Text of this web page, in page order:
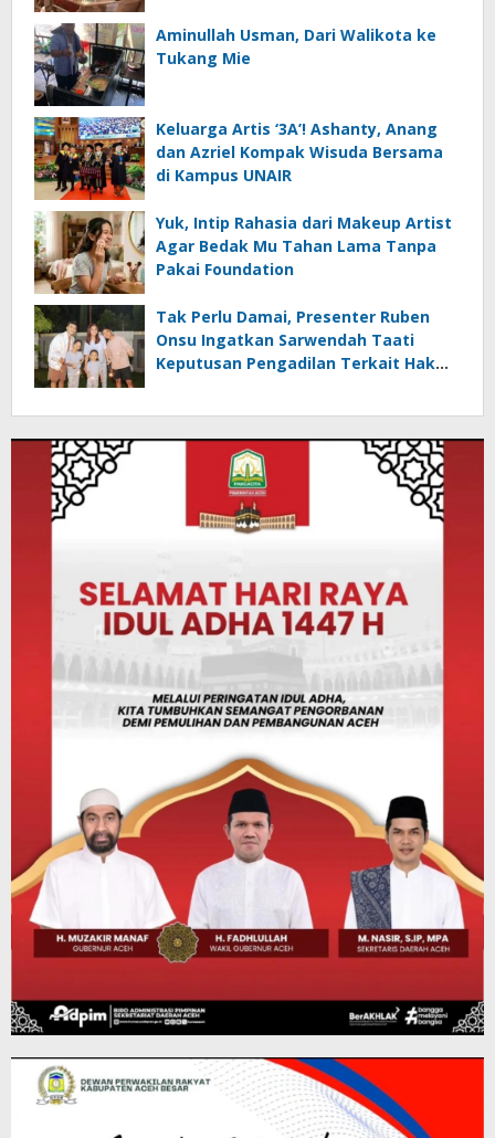
Aminullah Usman, Dari Walikota ke
Tukang Mie
Keluarga Artis ‘3A’! Ashanty, Anang
dan Azriel Kompak Wisuda Bersama
di Kampus UNAIR
Yuk, Intip Rahasia dari Makeup Artist
Agar Bedak Mu Tahan Lama Tanpa
Pakai Foundation
Tak Perlu Damai, Presenter Ruben
Onsu Ingatkan Sarwendah Taati
Keputusan Pengadilan Terkait Hak